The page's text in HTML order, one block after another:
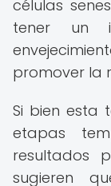
células
tener un
promover la
Si bien esta
etapas
resultados
sugieren